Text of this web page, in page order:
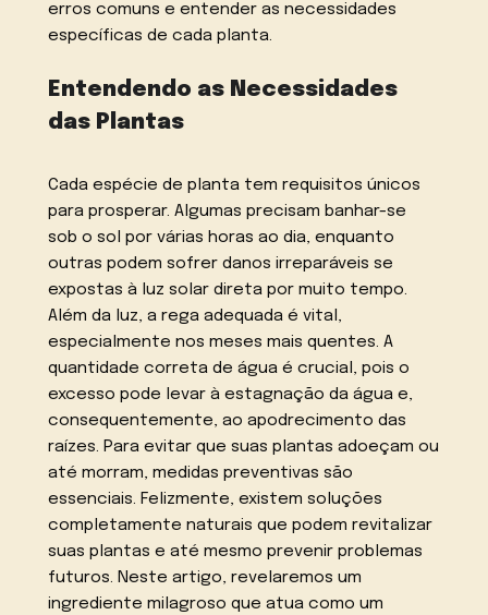
erros comuns e entender as necessidades
específicas de cada planta.
Entendendo as Necessidades
das Plantas
Cada espécie de planta tem requisitos únicos
para prosperar. Algumas precisam banhar-se
sob o sol por várias horas ao dia, enquanto
outras podem sofrer danos irreparáveis se
expostas à luz solar direta por muito tempo.
Além da luz, a rega adequada é vital,
especialmente nos meses mais quentes. A
quantidade correta de água é crucial, pois o
excesso pode levar à estagnação da água e,
consequentemente, ao apodrecimento das
raízes. Para evitar que suas plantas adoeçam ou
até morram, medidas preventivas são
essenciais. Felizmente, existem soluções
completamente naturais que podem revitalizar
suas plantas e até mesmo prevenir problemas
futuros. Neste artigo, revelaremos um
ingrediente milagroso que atua como um